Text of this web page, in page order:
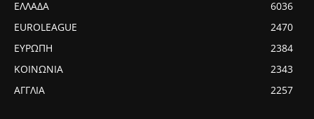
ΕΛΛΑΔΑ
6036
EUROLEAGUE
2470
ΕΥΡΩΠΗ
2384
ΚΟΙΝΩΝΙΑ
2343
ΑΓΓΛΙΑ
2257